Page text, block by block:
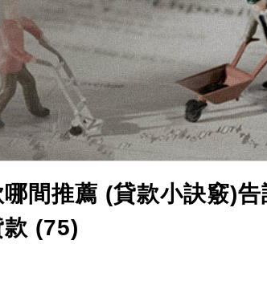
間推薦 (貸款小訣竅)
(75)